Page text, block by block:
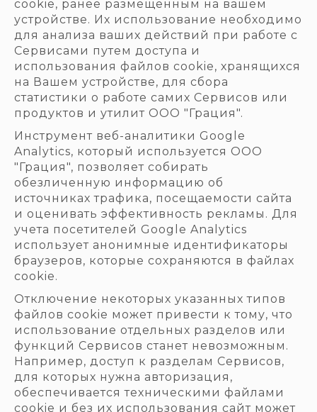
cookie, ранее размещенным на вашем
устройстве. Их использование необходимо
для анализа ваших действий при работе с
Сервисами путем доступа и
использования файлов cookie, хранящихся
на Вашем устройстве, для сбора
статистики о работе самих Сервисов или
продуктов и утилит ООО "Грация".
Инструмент веб-аналитики Google
Analytics, который используется ООО
"Грация", позволяет собирать
обезличенную информацию об
источниках трафика, посещаемости сайта
и оценивать эффективность рекламы. Для
учета посетителей Google Analytics
использует анонимные идентификаторы
браузеров, которые сохраняются в файлах
cookie.
Отключение некоторых указанных типов
файлов cookie может привести к тому, что
использование отдельных разделов или
функций Сервисов станет невозможным.
Например, доступ к разделам Сервисов,
для которых нужна авторизация,
обеспечивается техническими файлами
cookie и без их использования сайт может